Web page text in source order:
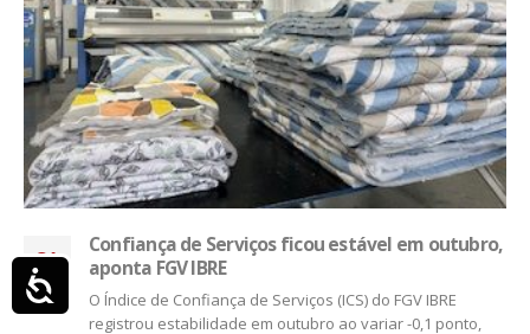
Acessibilidade
24
mar
Sinditêxtil-SP recebe secretário de
Desenvolvimento de SP
O secretário de Desenvolvimento do Estado de São